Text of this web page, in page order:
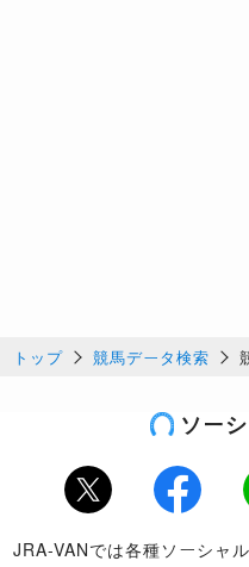
トップ 競馬データ検索
ソー
Twitter Facebook
JRA-VANでは各種ソーシャ